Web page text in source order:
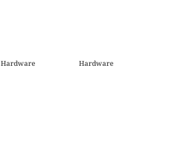
Hardware Hardware